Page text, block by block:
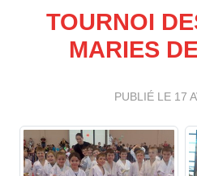
TOURNOI
MARIES
PUBLIÉ LE 17